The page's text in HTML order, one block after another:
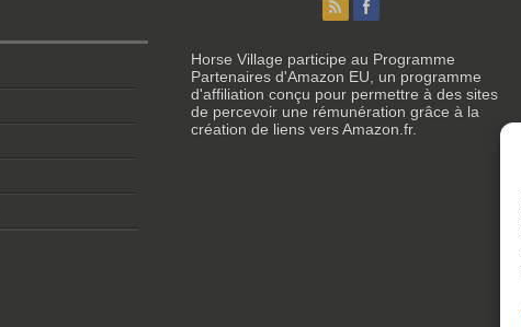
Horse Village participe au Programme
Partenaires d'Amazon EU, un programme
d'affiliation conçu pour permettre à des sites
de percevoir une rémunération grâce à la
création de liens vers Amazon.fr.